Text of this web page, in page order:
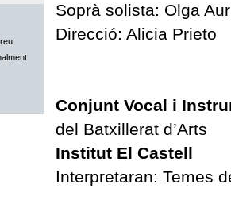
Soprà solista: Olga
Direcció: Alicia Prieto
Conjunt Vocal i
del Batxillerat d’Arts
Institut El Castell
Interpretaran: Temes